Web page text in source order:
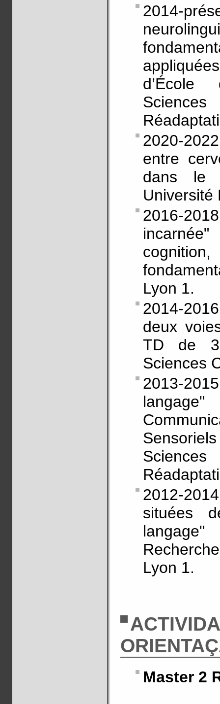
2014-
d’École
2020-
entre
dans le
Université
2016-
Lyon 1.
2014-
deux
TD de
Sciences
2013-
2012-
situées
Lyon 1.
Master 2